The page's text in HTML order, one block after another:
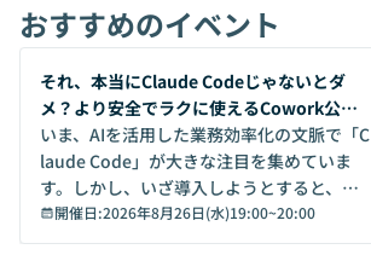
おすすめのイベント
開催前
それ、本当にClaude Codeじゃないとダ
メ？より安全でラクに使えるCowork公開
デモ
いま、AIを活用した業務効率化の文脈で「C
laude Code」が大きな注目を集めていま
す。しかし、いざ導入しようとすると、セ
キュリティ面の懸念や権限管理のハードル
から、気軽に使えないケースも多いのでは
開催日:2026年8月26日(水)19:00~20:00